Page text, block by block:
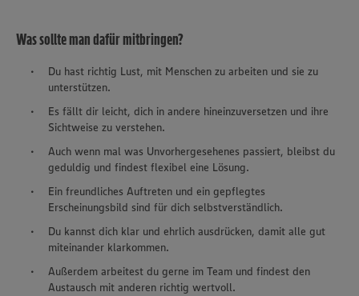
Was sollte man dafür mitbringen?
Du hast richtig Lust, mit Menschen zu arbeiten und sie zu
unterstützen.
Es fällt dir leicht, dich in andere hineinzuversetzen und ihre
Sichtweise zu verstehen.
Auch wenn mal was Unvorhergesehenes passiert, bleibst du
geduldig und findest flexibel eine Lösung.
Ein freundliches Auftreten und ein gepflegtes
Erscheinungsbild sind für dich selbstverständlich.
Du kannst dich klar und ehrlich ausdrücken, damit alle gut
miteinander klarkommen.
Außerdem arbeitest du gerne im Team und findest den
Austausch mit anderen richtig wertvoll.